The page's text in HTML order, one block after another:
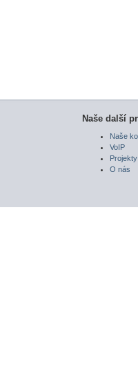
Naše další
Naše
VoIP
Projekty
O nás